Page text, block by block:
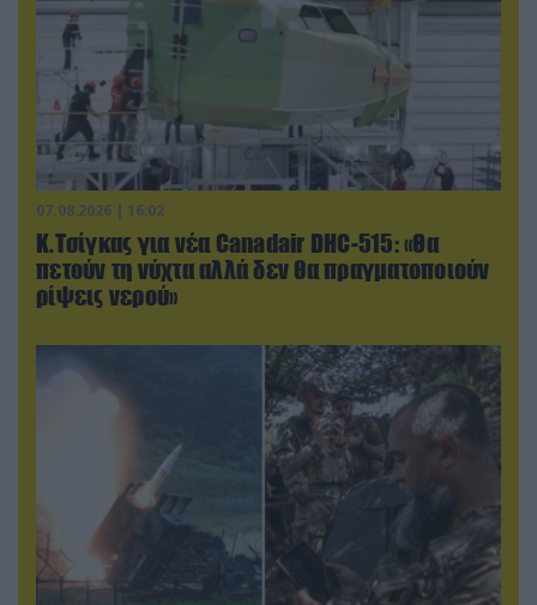
07.08.2026 | 16:02
Κ.Τσίγκας για νέα Canadair DHC-515: «Θα
πετούν τη νύχτα αλλά δεν θα πραγματοποιούν
ρίψεις νερού»